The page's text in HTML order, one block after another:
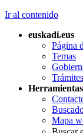
Ir al contenido
euskadi.eus
Página
Temas
Trámites
Herramientas
Mapa